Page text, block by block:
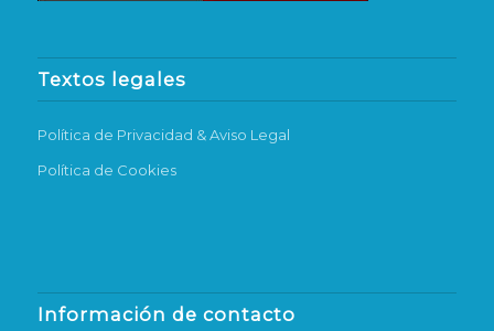
Textos legales
Política de Privacidad & Aviso Legal
Política de Cookies
Información de contacto